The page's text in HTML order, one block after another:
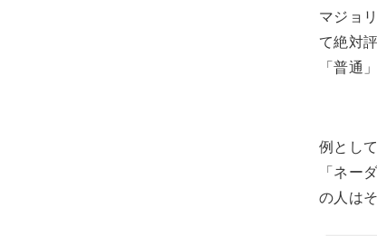
マジョ
て絶対
「普通
例とし
「ネー
の人は